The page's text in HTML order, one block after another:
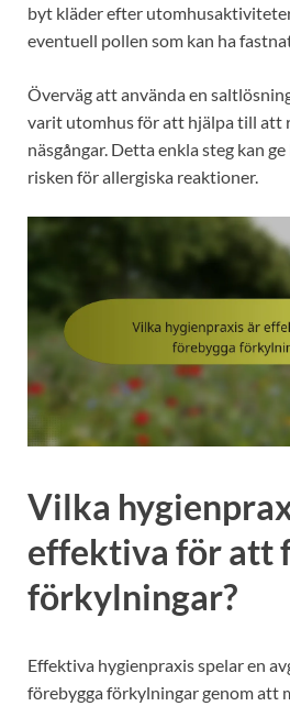
byt kläder efter
eventuell pollen som kan ha
Överväg att använda en
varit utomhus för att hjälpa till att
näsgångar. Detta enkla steg kan
risken för allergiska reaktioner.
Vilka
effektiva för att
förkylningar?
Effektiva hygienpraxis spelar en
förebygga förkylningar genom att